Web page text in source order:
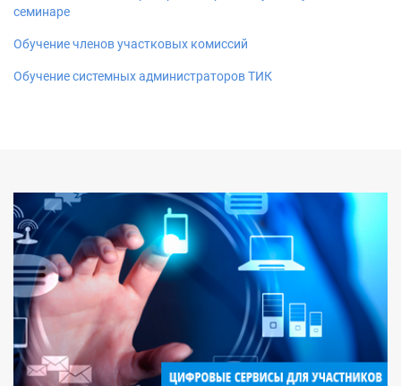
семинаре
Обучение членов участковых комиссий
Обучение системных администраторов ТИК